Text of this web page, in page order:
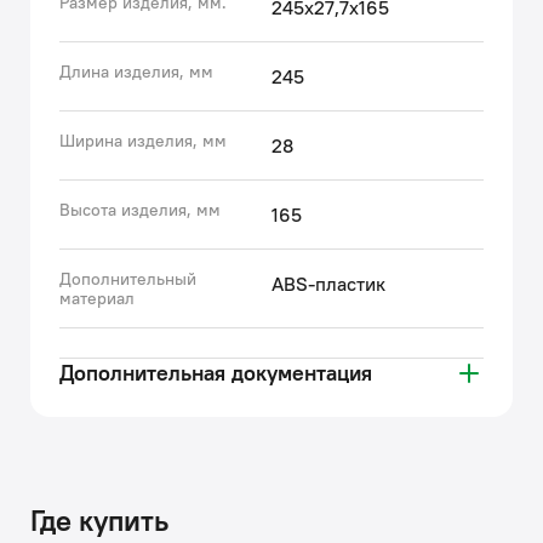
благодаря прочному и износостойкому пластику и
надежному креплению рамки на шурупы.
• Технология двухрежимного смыва (малым или
• Гарантия на все клавиши IDDIS® – 3 года.
(с) Авторский текст, апрель 2022 г.
245х27,7х165
Длина изделия, мм 245
Ширина изделия, мм 28
Высота изделия, мм 165
Дополнительный
материал
ABS-пластик
Дополнительная документация
Где купить